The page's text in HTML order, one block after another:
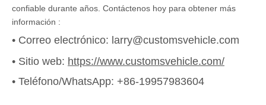
confiable durante años. Contáctenos hoy para obtener más
información :
• Correo electrónico: larry@customsvehicle.com
• Sitio web: https://www.customsvehicle.com/
• Teléfono/WhatsApp: +86-19957983604